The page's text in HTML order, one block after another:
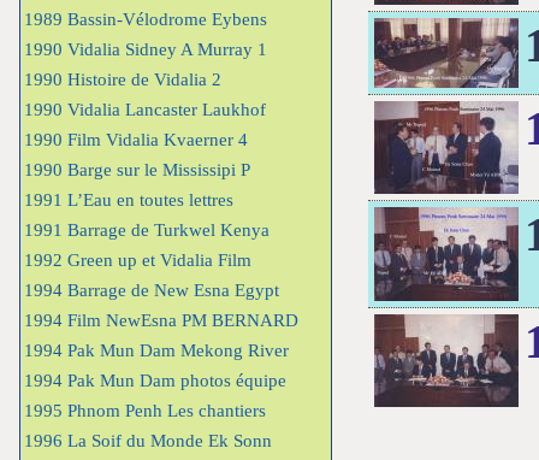
1989 Bassin-Vélodrome Eybens
1990 Vidalia Sidney A Murray 1
1990 Histoire de Vidalia 2
1990 Vidalia Lancaster Laukhof
1990 Film Vidalia Kvaerner 4
1990 Barge sur le Mississipi P
1991 L’Eau en toutes lettres
1991 Barrage de Turkwel Kenya
1992 Green up et Vidalia Film
1994 Barrage de New Esna Egypt
1994 Film NewEsna PM BERNARD
1994 Pak Mun Dam Mekong River
1994 Pak Mun Dam photos équipe
1995 Phnom Penh Les chantiers
1996 La Soif du Monde Ek Sonn